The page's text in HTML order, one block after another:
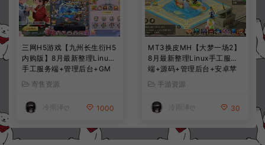
三网H5游戏【九州长生衍H5
内购版】8月最新整理Linux
手工服务端+管理后台+GM
授权后台+简易安卓客户端
+详细搭建教程+视频教程
寄售资源
冷雨泽ღ 1000
MT3换皮MH【大梦一场2】
8月最新整理Linux手工服务
端+源码+管理后台+安卓苹
果双端+详细搭建教程+视频
教程
手游资源
冷雨泽ღ 30